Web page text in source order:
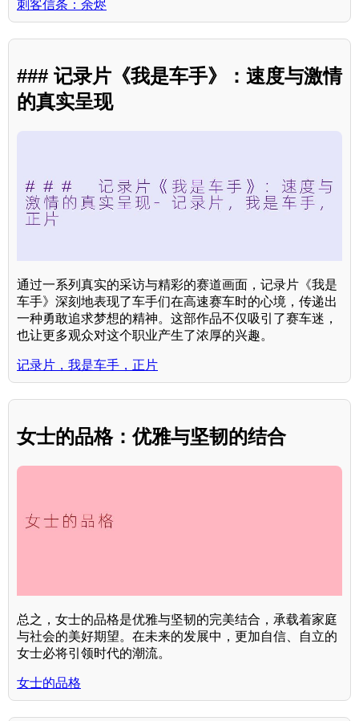
刺客信条：余烬
### 记录片《我是车手》：速度与激情
的真实呈现
通过一系列真实的采访与精彩的赛道画面，记录片《我是
车手》深刻地表现了车手们在高速赛车时的心境，传递出
一种勇敢追求梦想的精神。这部作品不仅吸引了赛车迷，
也让更多观众对这个职业产生了浓厚的兴趣。
记录片，我是车手，正片
女士的品格：优雅与坚韧的结合
总之，女士的品格是优雅与坚韧的完美结合，承载着家庭
与社会的美好期望。在未来的发展中，更加自信、自立的
女士必将引领时代的潮流。
女士的品格